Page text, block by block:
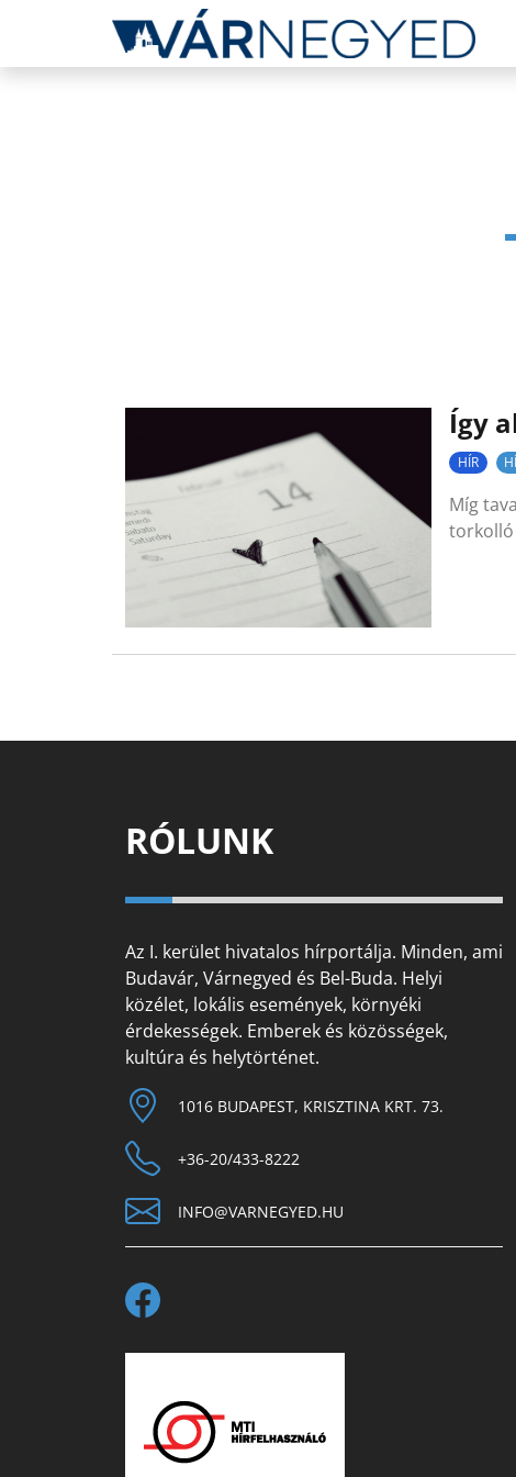
Így
HÍR
Míg
torkolló
RÓLUNK
Az I. kerület hivatalos hírportálja. Minden, ami
Budavár, Várnegyed és Bel-Buda. Helyi
közélet, lokális események, környéki
érdekességek. Emberek és közösségek,
kultúra és helytörténet.
1016 BUDAPEST, KRISZTINA KRT. 73.
+36-20/433-8222
INFO@VARNEGYED.HU